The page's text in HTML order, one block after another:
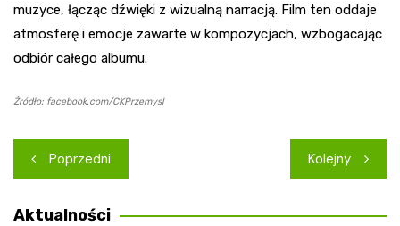
muzyce, łącząc dźwięki z wizualną narracją. Film ten oddaje
atmosferę i emocje zawarte w kompozycjach, wzbogacając
odbiór całego albumu.
Źródło: facebook.com/CKPrzemysl
Nawigacja
wpisu
Poprzedni Kolejny
Aktualności